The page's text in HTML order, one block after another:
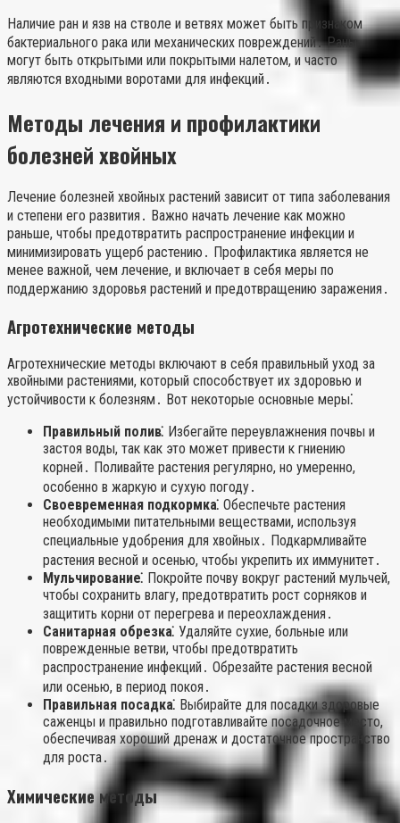
Наличие ран и язв на стволе и ветвях может быть признаком
бактериального рака или механических повреждений․ Раны
могут быть открытыми или покрытыми налетом, и часто
являются входными воротами для инфекций․
Методы лечения и профилактики
болезней хвойных
Лечение болезней хвойных растений зависит от типа заболевания
и степени его развития․ Важно начать лечение как можно
раньше, чтобы предотвратить распространение инфекции и
минимизировать ущерб растению․ Профилактика является не
менее важной, чем лечение, и включает в себя меры по
поддержанию здоровья растений и предотвращению заражения․
Агротехнические методы
Агротехнические методы включают в себя правильный уход за
хвойными растениями, который способствует их здоровью и
устойчивости к болезням․ Вот некоторые основные меры⁚
Правильный полив⁚ Избегайте переувлажнения почвы и
застоя воды, так как это может привести к гниению
корней․ Поливайте растения регулярно, но умеренно,
особенно в жаркую и сухую погоду․
Своевременная подкормка⁚ Обеспечьте растения
необходимыми питательными веществами, используя
специальные удобрения для хвойных․ Подкармливайте
растения весной и осенью, чтобы укрепить их иммунитет․
Мульчирование⁚ Покройте почву вокруг растений мульчей,
чтобы сохранить влагу, предотвратить рост сорняков и
защитить корни от перегрева и переохлаждения․
Санитарная обрезка⁚ Удаляйте сухие, больные или
поврежденные ветви, чтобы предотвратить
распространение инфекций․ Обрезайте растения весной
или осенью, в период покоя․
Правильная посадка⁚ Выбирайте для посадки здоровые
саженцы и правильно подготавливайте посадочное место,
обеспечивая хороший дренаж и достаточное пространство
для роста․
Химические методы